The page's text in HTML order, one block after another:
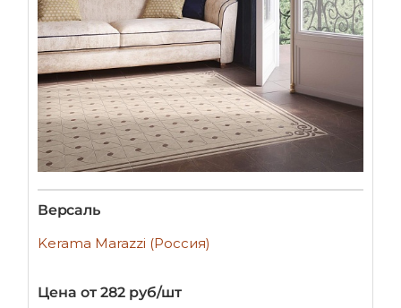
Версаль
Kerama Marazzi (Россия)
Цена от 282 руб/шт